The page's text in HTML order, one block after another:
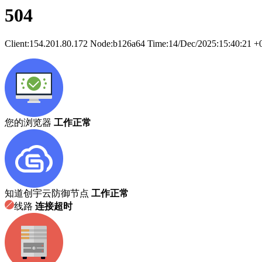
504
Client:154.201.80.172 Node:b126a64 Time:14/Dec/2025:15:40:21
您的浏览器 工作正常
知道创宇云防御节点 工作正常
线路 连接超时